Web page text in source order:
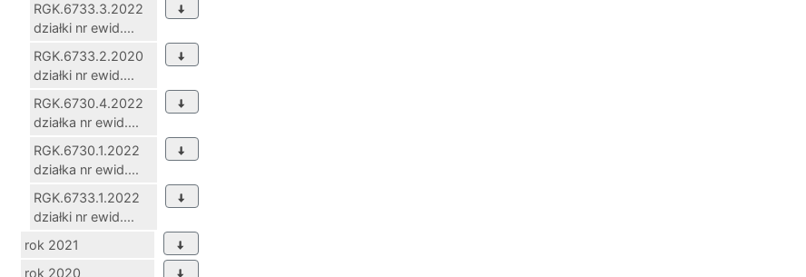
RGK.6733.3.2022
działki nr ewid....
RGK.6733.2.2020
działki nr ewid....
RGK.6730.4.2022
działka nr ewid....
RGK.6730.1.2022
działka nr ewid....
RGK.6733.1.2022
działki nr ewid....
rok 2021
rok 2020